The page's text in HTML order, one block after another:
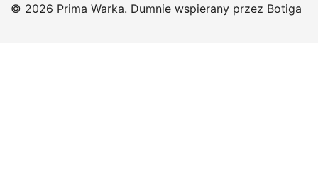
© 2026 Prima Warka. Dumnie wspierany przez Botiga